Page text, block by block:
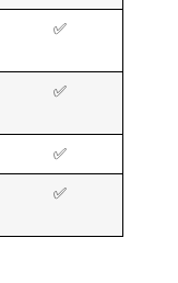
✅
✅
✅
✅